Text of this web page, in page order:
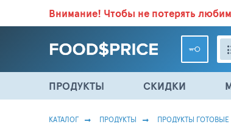
ВСЕ СКИДКИ И ВЫГОДНЫЕ ЦЕНЫ НА
Внимание! Чтобы не потерять
ПРОДУКТЫ СКИДКИ
КАТАЛОГ ПРОДУКТЫ ПРОДУКТЫ ГОТОВЫЕ